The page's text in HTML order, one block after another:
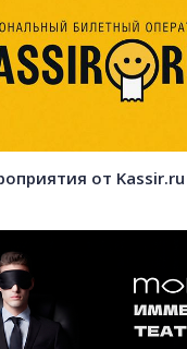
от Kassir.ru